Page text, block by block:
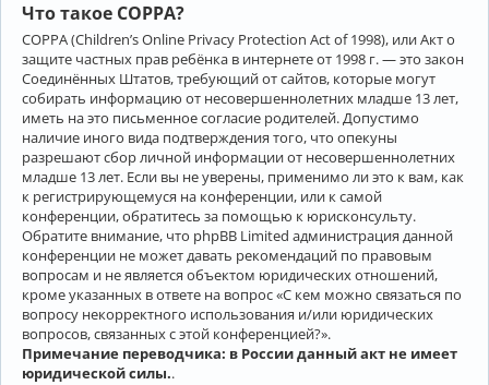
Что такое COPPA?
COPPA (Children’s Online Privacy Protection Act of 1998), или Акт о
защите частных прав ребёнка в интернете от 1998 г. — это закон
Соединённых Штатов, требующий от сайтов, которые могут
собирать информацию от несовершеннолетних младше 13 лет,
иметь на это письменное согласие родителей. Допустимо
наличие иного вида подтверждения того, что опекуны
разрешают сбор личной информации от несовершеннолетних
младше 13 лет. Если вы не уверены, применимо ли это к вам, как
к регистрирующемуся на конференции, или к самой
конференции, обратитесь за помощью к юрисконсульту.
Обратите внимание, что phpBB Limited администрация данной
конференции не может давать рекомендаций по правовым
вопросам и не является объектом юридических отношений,
кроме указанных в ответе на вопрос «С кем можно связаться по
вопросу некорректного использования и/или юридических
вопросов, связанных с этой конференцией?».
Примечание переводчика: в России данный акт не имеет
юридической силы..